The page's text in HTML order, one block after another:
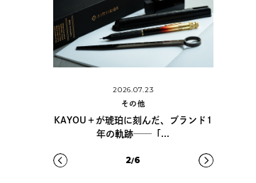
珀に刻んだ、ブランド1
カリグラフィーの世...
3/6